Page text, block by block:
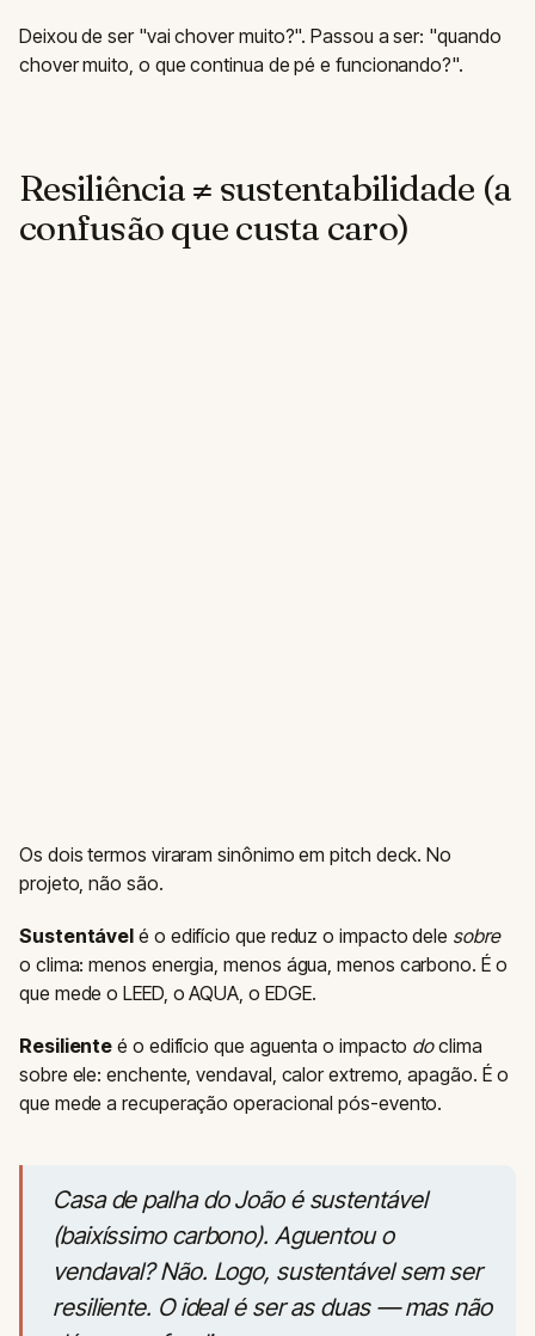
Deixou de ser "vai chover muito?". Passou a ser: "quando
chover muito, o que continua de pé e funcionando?".
Resiliência ≠ sustentabilidade (a
confusão que custa caro)
Os dois termos viraram sinônimo em pitch deck. No
projeto, não são.
Sustentável é o edifício que reduz o impacto dele sobre
o clima: menos energia, menos água, menos carbono. É o
que mede o LEED, o AQUA, o EDGE.
Resiliente é o edifício que aguenta o impacto doclima
sobre ele: enchente, vendaval, calor extremo, apagão. É o
que mede a recuperação operacional pós-evento.
Casa de palha do João é sustentável
(baixíssimo carbono). Aguentou o
vendaval? Não. Logo, sustentável sem ser
resiliente. O ideal é ser as duas — mas não